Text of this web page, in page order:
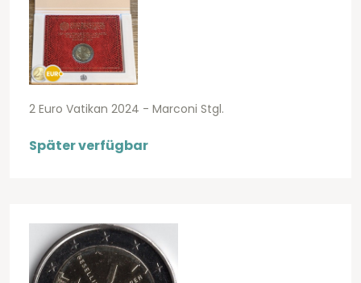
2 Euro Vatikan 2024 - Marconi Stgl.
Später verfügbar